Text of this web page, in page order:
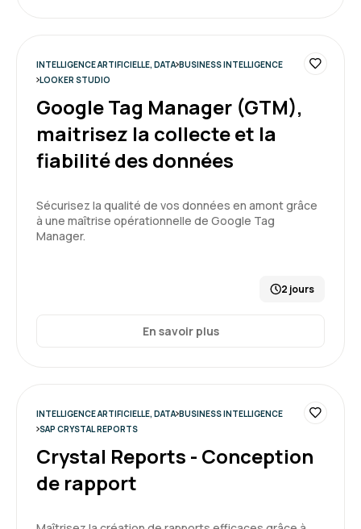
Camille S. Le 08/12/2025
d'utilisation (beaucoup de différences avec
très dense, il est difficile de mémoriser les
Marc très à l'écoute et investit dans la
INTELLIGENCE ARTIFICIELLE, DATA BUSINESS INTELLIGENCE
LOOKER STUDIO
Google Tag Manager (GTM),
maitrisez la collecte et la
fiabilité des données
Sécurisez la qualité de vos données en amont grâce
à une maîtrise opérationnelle de Google Tag
Manager.
2 jours
En savoir plus
INTELLIGENCE ARTIFICIELLE, DATA BUSINESS INTELLIGENCE
SAP CRYSTAL REPORTS
Crystal Reports - Conception
de rapport